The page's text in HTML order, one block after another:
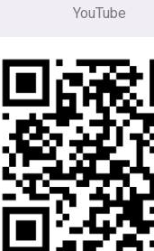
YouTube